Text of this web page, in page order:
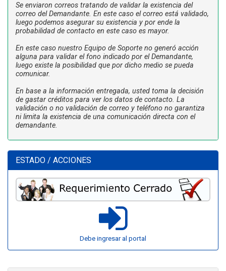
Se enviaron correos tratando de validar la existencia del
correo del Demandante. En este caso el correo está validado,
luego podemos asegurar su existencia y por ende la
probabilidad de contacto en este caso es mayor.
En este caso nuestro Equipo de Soporte no generó acción
alguna para validar el fono indicado por el Demandante,
luego existe la posibilidad que por dicho medio se pueda
comunicar.
En base a la información entregada, usted toma la decisión
de gastar créditos para ver los datos de contacto. La
validación o no validación de correo y teléfono no garantiza
ni limita la existencia de una comunicación directa con el
demandante.
ESTADO / ACCIONES
Debe ingresar al portal